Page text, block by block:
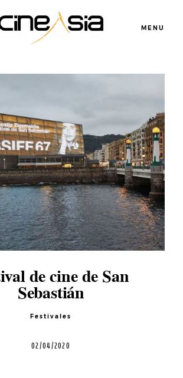
MENU
de cine de San
Sebastián
Festivales
02/04/2020